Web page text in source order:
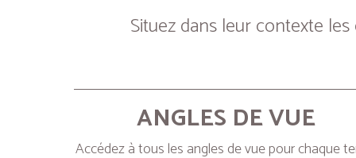
Situez dans leur contexte
ANGLES DE VUE
Accédez à tous les angles de vue pour chaque